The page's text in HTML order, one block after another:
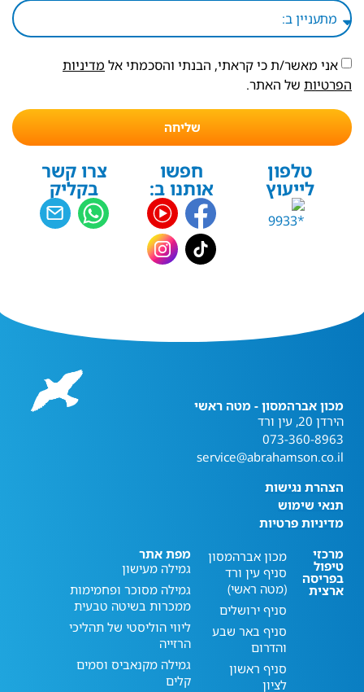
אני מאשר/ת כי קראתי, הבנתי והסכמתי אל מדיניות
הפרטיות של האתר.
שליחה
טלפון
לייעוץ
חפשו
אותנו ב:
צרו קשר
בקליק
מכון אברהמסון - מטה ראשי
הירדן 20, עין ורד
073-360-8963
service@abrahamson.co.il
הצהרת נגישות
תנאי שימוש
מדיניות פרטיות
מרכזי
טיפול
בפריסה
ארצית
מכון אברהמסון
סניף עין ורד
(מטה ראשי)
סניף ירושלים
סניף באר שבע
והדרום
סניף ראשון
לציון
מפת אתר
גמילה מעישון
גמילה מסוכר ופחמימות
ממכרות בשיטה טבעית
ליווי הוליסטי של תהליכי
הרזייה
גמילה מקנאביס וסמים
קלים